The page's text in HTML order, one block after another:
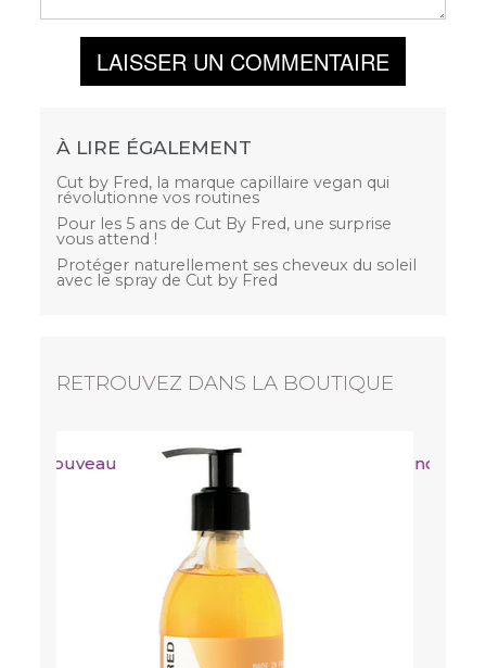
LAISSER UN COMMENTAIRE
À LIRE ÉGALEMENT
Cut by Fred, la marque capillaire vegan qui
révolutionne vos routines
Pour les 5 ans de Cut By Fred, une surprise
vous attend !
Protéger naturellement ses cheveux du soleil
avec le spray de Cut by Fred
RETROUVEZ DANS LA BOUTIQUE
nouveau CUT BY FRED
Masque réparateur - Vegan Repair Mask
44,00